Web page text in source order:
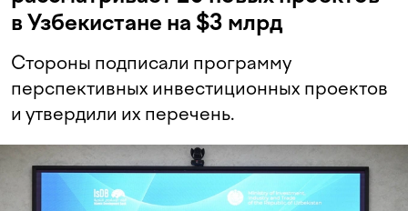
в Узбекистане на $3 млрд
Стороны подписали программу
перспективных инвестиционных проектов
и утвердили их перечень.